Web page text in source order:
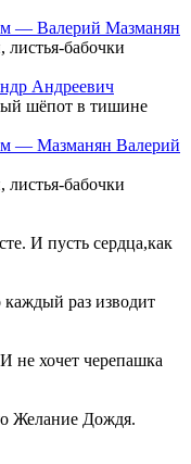
— Валерий Мазманян
бабочки
Андреевич
шёпот в тишине
— Мазманян Валерий
бабочки
И пусть сердца,как
раз изводит
не хочет черепашка
Желание Дождя.